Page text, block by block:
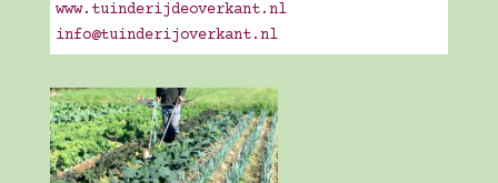
www.tuinderijdeoverkant.nl
info@tuinderijoverkant.nl